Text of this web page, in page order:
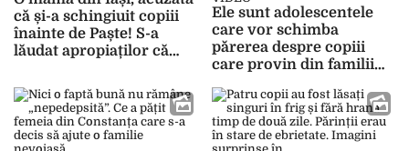
– FOTO
că și-a schingiuit copiii
înainte de Paște! S-a
lăudat apropiaților că
străinătate. „I-am lăsat
doar trei săptămâni la ea
și i-a măcelărit” –
FOTO/VIDEO CU IMPACT
Ele sunt adolescentele
care vor schimba
părerea despre copiii
care provin din familii
olimpice și pasionate de
pictură – FOTO/ VIDEO